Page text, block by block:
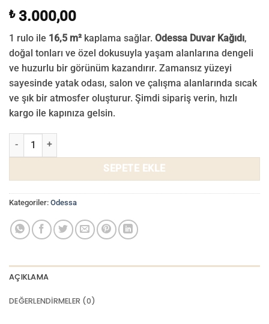
₺3.000,00
1 rulo ile 16,5 m² kaplama sağlar. Odessa Duvar Kağıdı,
doğal tonları ve özel dokusuyla yaşam alanlarına dengeli
ve huzurlu bir görünüm kazandırır. Zamansız yüzeyi
sayesinde yatak odası, salon ve çalışma alanlarında sıcak
ve şık bir atmosfer oluşturur. Şimdi sipariş verin, hızlı
kargo ile kapınıza gelsin.
Odessa Duvar Kağıdı 2511-04 adet
SEPETE EKLE
Kategoriler: Odessa
AÇIKLAMA
DEĞERLENDIRMELER (0)